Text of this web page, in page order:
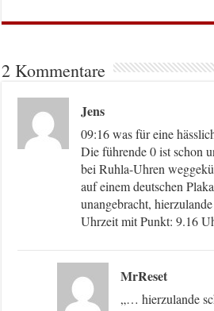
2 Kommentare
Jens
09:16 was für eine
Die führende 0 ist schon
bei Ruhla-Uhren
auf einem deutschen
unangebracht,
Uhrzeit mit Punkt: 9.16
MrReset
„… hierzulande